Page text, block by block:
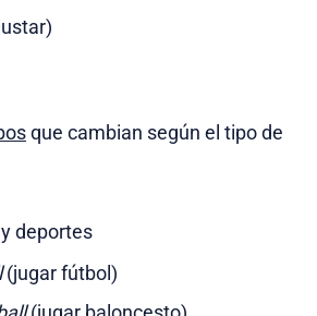
que cambian según el tipo de
deportes
(jugar fútbol)